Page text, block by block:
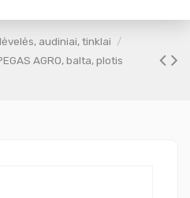
audiniai, tinklai
AGRO, balta, plotis